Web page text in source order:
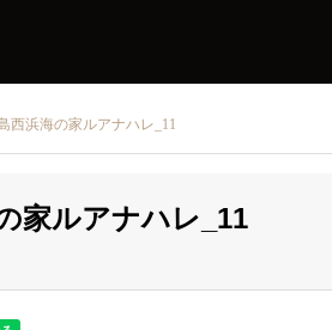
西浜海の家ルアナハレ_11
家ルアナハレ_11